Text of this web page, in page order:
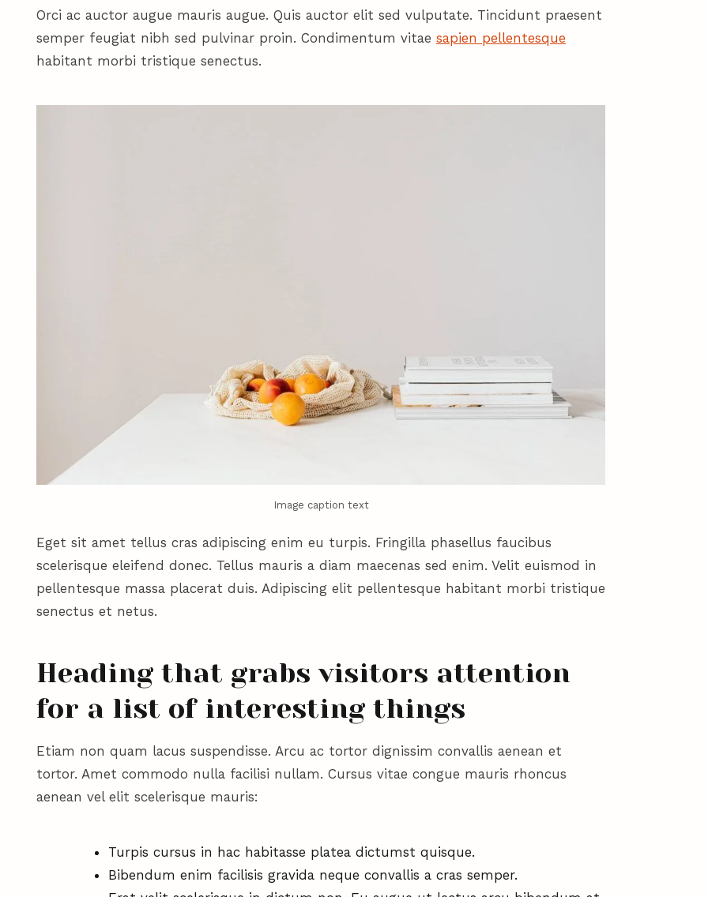
Orci ac auctor augue mauris augue. Quis auctor elit sed vulputate. Tincidunt praesent
semper feugiat nibh sed pulvinar proin. Condimentum vitae sapien pellentesque
habitant morbi tristique senectus.
Image caption text
Eget sit amet tellus cras adipiscing enim eu turpis. Fringilla phasellus faucibus
scelerisque eleifend donec. Tellus mauris a diam maecenas sed enim. Velit euismod in
pellentesque massa placerat duis. Adipiscing elit pellentesque habitant morbi tristique
senectus et netus.
Heading that grabs visitors attention
for a list of interesting things
Etiam non quam lacus suspendisse. Arcu ac tortor dignissim convallis aenean et
tortor. Amet commodo nulla facilisi nullam. Cursus vitae congue mauris rhoncus
aenean vel elit scelerisque mauris:
Turpis cursus in hac habitasse platea dictumst quisque.
Bibendum enim facilisis gravida neque convallis a cras semper.